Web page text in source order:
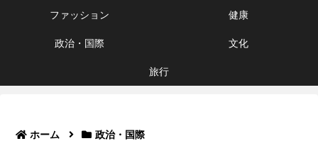
ファッション 健康
政治・国際 文化
旅行
ホーム 政治・国際